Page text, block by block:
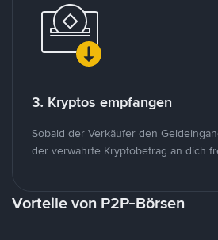
3. Kryptos empfangen
Sobald der Verkäufer den
der verwahrte Kryptobetrag an dich
Vorteile von P2P-Börsen